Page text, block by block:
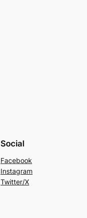
Social
Facebook
Instagram
Twitter/X